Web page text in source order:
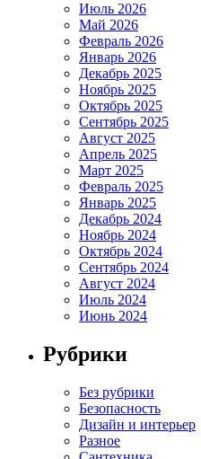
Июль 2026
Май 2026
Февраль 2026
Январь 2026
Декабрь 2025
Ноябрь 2025
Октябрь 2025
Сентябрь 2025
Август 2025
Апрель 2025
Март 2025
Февраль 2025
Январь 2025
Декабрь 2024
Ноябрь 2024
Октябрь 2024
Сентябрь 2024
Август 2024
Июль 2024
Июнь 2024
Рубрики
Без рубрики
Безопасность
Дизайн и интерьер
Разное